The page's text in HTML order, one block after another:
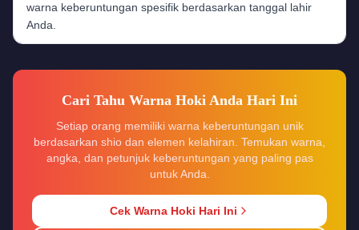
warna keberuntungan spesifik berdasarkan tanggal lahir
Anda.
Cari Tahu Warna Hoki Anda Hari Ini
Setiap orang memiliki warna keberuntungan unik
berdasarkan shio dan elemen kelahiran. Temukan warna,
angka, dan petunjuk keberuntungan yang paling pas
untuk Anda.
Cek Warna Hoki Hari Ini